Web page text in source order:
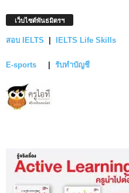
เว็บไซต์พันธมิตรฯ
สอบ IELTS IELTS Life Skills
E-sports รับทำบัญชี